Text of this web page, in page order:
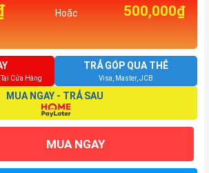
Hoặc 500,000₫
Cửa Hàng
TRẢ GÓP QUA THẺ
Visa, Master, JCB
MUA NGAY - TRẢ SAU
MUA NGAY